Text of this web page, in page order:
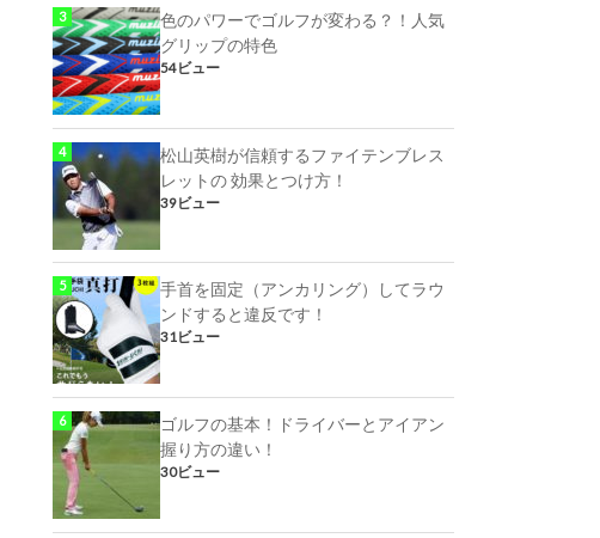
色のパワーでゴルフが変わる？！人気
グリップの特色
54ビュー
松山英樹が信頼するファイテンブレス
レットの 効果とつけ方！
39ビュー
手首を固定（アンカリング）してラウ
ンドすると違反です！
31ビュー
ゴルフの基本！ドライバーとアイアン
握り方の違い！
30ビュー